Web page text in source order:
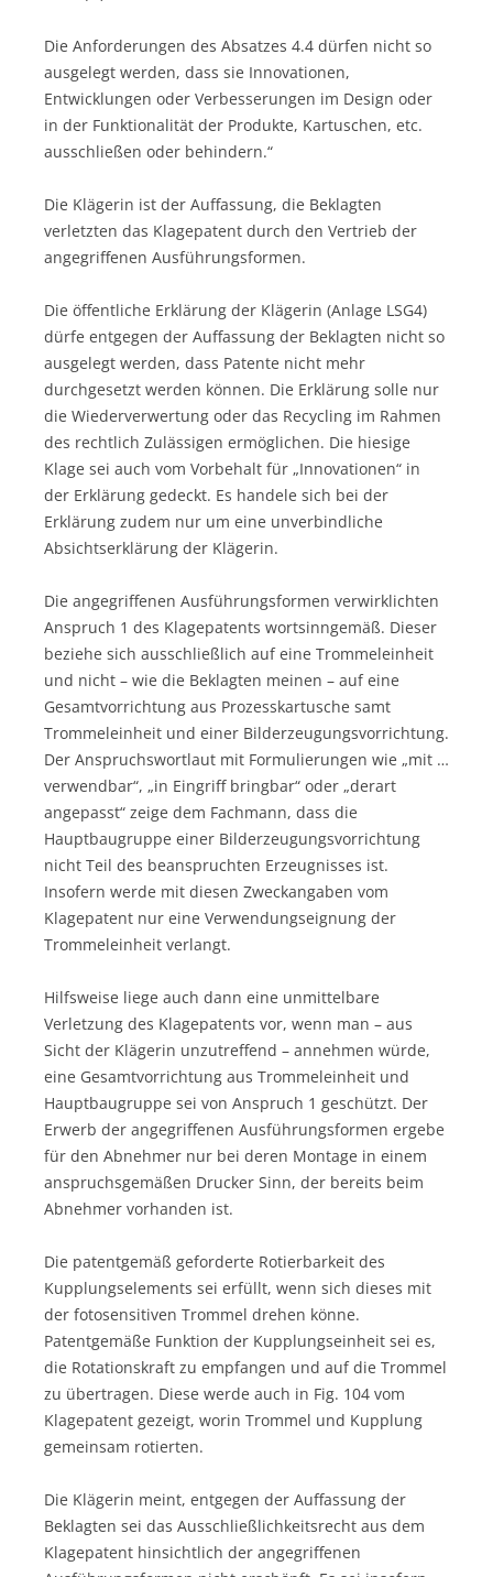
Die Anforderungen des Absatzes 4.4 dürfen nicht so
ausgelegt werden, dass sie Innovationen,
Entwicklungen oder Verbesserungen im Design oder
in der Funktionalität der Produkte, Kartuschen, etc.
ausschließen oder behindern.“
Die Klägerin ist der Auffassung, die Beklagten
verletzten das Klagepatent durch den Vertrieb der
angegriffenen Ausführungsformen.
Die öffentliche Erklärung der Klägerin (Anlage LSG4)
dürfe entgegen der Auffassung der Beklagten nicht so
ausgelegt werden, dass Patente nicht mehr
durchgesetzt werden können. Die Erklärung solle nur
die Wiederverwertung oder das Recycling im Rahmen
des rechtlich Zulässigen ermöglichen. Die hiesige
Klage sei auch vom Vorbehalt für „Innovationen“ in
der Erklärung gedeckt. Es handele sich bei der
Erklärung zudem nur um eine unverbindliche
Absichtserklärung der Klägerin.
Die angegriffenen Ausführungsformen verwirklichten
Anspruch 1 des Klagepatents wortsinngemäß. Dieser
beziehe sich ausschließlich auf eine Trommeleinheit
und nicht – wie die Beklagten meinen – auf eine
Gesamtvorrichtung aus Prozesskartusche samt
Trommeleinheit und einer Bilderzeugungsvorrichtung.
Der Anspruchswortlaut mit Formulierungen wie „mit …
verwendbar“, „in Eingriff bringbar“ oder „derart
angepasst“ zeige dem Fachmann, dass die
Hauptbaugruppe einer Bilderzeugungsvorrichtung
nicht Teil des beanspruchten Erzeugnisses ist.
Insofern werde mit diesen Zweckangaben vom
Klagepatent nur eine Verwendungseignung der
Trommeleinheit verlangt.
Hilfsweise liege auch dann eine unmittelbare
Verletzung des Klagepatents vor, wenn man – aus
Sicht der Klägerin unzutreffend – annehmen würde,
eine Gesamtvorrichtung aus Trommeleinheit und
Hauptbaugruppe sei von Anspruch 1 geschützt. Der
Erwerb der angegriffenen Ausführungsformen ergebe
für den Abnehmer nur bei deren Montage in einem
anspruchsgemäßen Drucker Sinn, der bereits beim
Abnehmer vorhanden ist.
Die patentgemäß geforderte Rotierbarkeit des
Kupplungselements sei erfüllt, wenn sich dieses mit
der fotosensitiven Trommel drehen könne.
Patentgemäße Funktion der Kupplungseinheit sei es,
die Rotationskraft zu empfangen und auf die Trommel
zu übertragen. Diese werde auch in Fig. 104 vom
Klagepatent gezeigt, worin Trommel und Kupplung
gemeinsam rotierten.
Die Klägerin meint, entgegen der Auffassung der
Beklagten sei das Ausschließlichkeitsrecht aus dem
Klagepatent hinsichtlich der angegriffenen